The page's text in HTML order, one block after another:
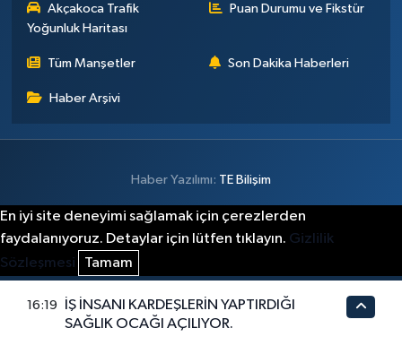
Akçakoca Trafik
Yoğunluk Haritası
Puan Durumu ve Fikstür
Tüm Manşetler Son Dakika Haberleri
Haber Arşivi
Haber Yazılımı: TE Bilişim
En iyi site deneyimi sağlamak için çerezlerden
faydalanıyoruz. Detaylar için lütfen tıklayın. Gizlilik
Sözleşmesi
Tamam
16:19
İŞ İNSANI KARDEŞLERİN YAPTIRDIĞI
SAĞLIK OCAĞI AÇILIYOR.